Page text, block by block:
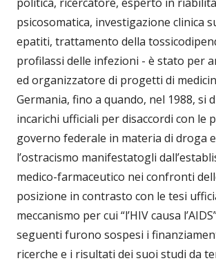
politica, ricercatore, esperto in
psicosomatica, investigazione clinica
epatiti, trattamento della
profilassi delle infezioni - è stato per
ed organizzatore di progetti di
Germania, fino a quando, nel 1988, si
incarichi ufficiali per disaccordi con le
governo federale in materia di droga
l’ostracismo manifestatogli
medico-farmaceutico nei confronti
posizione in contrasto con le tesi
meccanismo per cui “l’HIV causa
seguenti furono sospesi i
ricerche e i risultati dei suoi studi da